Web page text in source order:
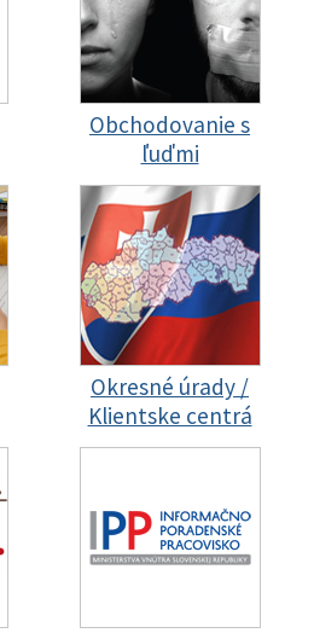
Obchodovanie s
ľuďmi
Okresné úrady /
Klientske centrá